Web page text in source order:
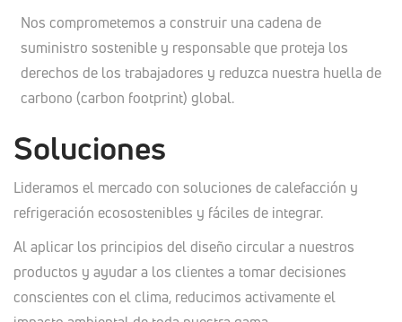
Nos comprometemos a construir una cadena de
suministro sostenible y responsable que proteja los
derechos de los trabajadores y reduzca nuestra huella de
carbono (carbon footprint) global.
Soluciones
Lideramos el mercado con soluciones de calefacción y
refrigeración ecosostenibles y fáciles de integrar.
Al aplicar los principios del diseño circular a nuestros
productos y ayudar a los clientes a tomar decisiones
conscientes con el clima, reducimos activamente el